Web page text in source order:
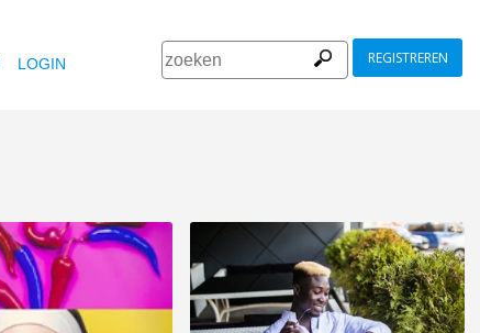
LOGIN REGISTREREN